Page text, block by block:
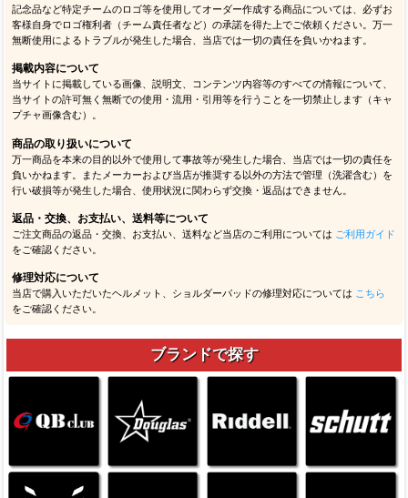
記念品など特定チームのロゴ等を使用してオーダー作成する商品については、必ずお
客様自身でロゴ権利者（チーム責任者など）の承諾を得た上でご依頼ください。万一
無断使用によるトラブルが発生した場合、当店では一切の責任を負いかねます。
掲載内容について
当サイトに掲載している画像、説明文、コンテンツ内容等のすべての情報について、
当サイトの許可無く無断での使用・流用・引用等を行うことを一切禁止します（キャ
プチャ画像含む）。
商品の取り扱いについて
万一商品を本来の目的以外で使用して事故等が発生した場合、当店では一切の責任を
負いかねます。またメーカーおよび当店が推奨する以外の方法で管理（洗濯含む）を
行い破損等が発生した場合、使用状況に関わらず交換・返品はできません。
返品・交換、お支払い、送料等について
ご注文商品の返品・交換、お支払い、送料など当店のご利用については ご利用ガイド
をご確認ください。
修理対応について
当店で購入いただいたヘルメット、ショルダーパッドの修理対応については こちら
をご確認ください。
ブランドで探す